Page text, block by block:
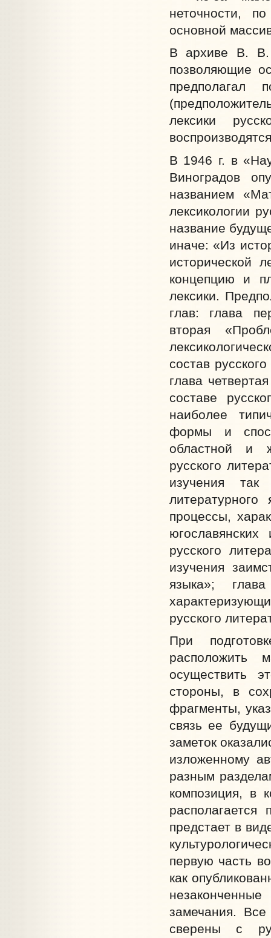
неточности,
основной
В архиве В. В.
позволяющие
предполагал
лексики
В 1946 г. в
Виноградов
названием
лексикологии
название
иначе: «Из
исторической
концепцию и
лексики.
глав: глава
вторая
состав
глава
составе
наиболее
формы и
областной и
русского
изучения так
процессы,
русского
изучения
языка»;
русского
При
расположить
осуществить
стороны, в
фрагменты,
связь ее
заметок
изложенному
разным
композиция, в
предстает в
первую часть
как
замечания.
сверены с